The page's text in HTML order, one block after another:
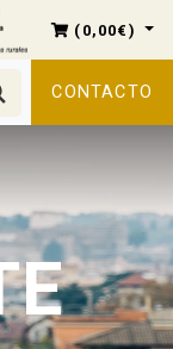
( 0,00€ )
CONTACTO